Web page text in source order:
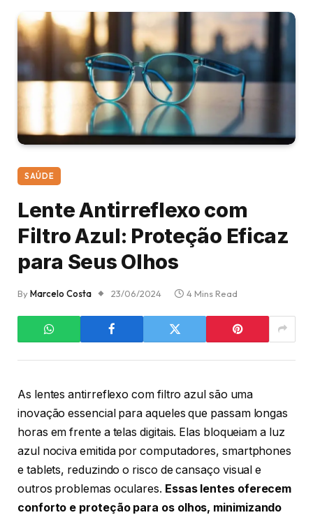
SAÚDE
Lente Antirreflexo com
Filtro Azul: Proteção Eficaz
para Seus Olhos
ByMarcelo Costa 23/06/2024 4 Mins Read
As lentes antirreflexo com filtro azul são uma
inovação essencial para aqueles que passam longas
horas em frente a telas digitais. Elas bloqueiam a luz
azul nociva emitida por computadores, smartphones
e tablets, reduzindo o risco de cansaço visual e
outros problemas oculares. Essas lentes oferecem
conforto e proteção para os olhos, minimizando